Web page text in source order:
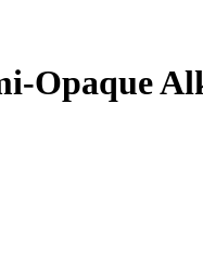
Opaque